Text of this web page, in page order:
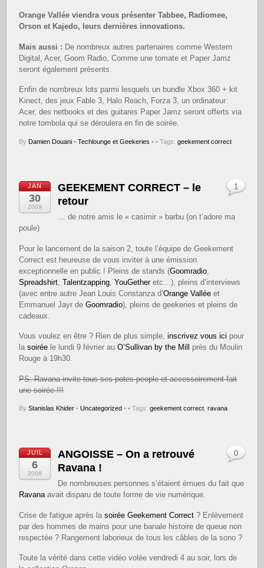
Orange Vallée viendra vous présenter Tabbee, Radiomee,
Orson et Kajedo, leurs dernières innovations.
Mais aussi : De nombreux autres partenaires comme Western
Digital, Acer, Goom Radio, Comme une tomate et Paper Jamz
seront également présents.
Enfin de nombreux lots parmi lesquels un bundle Xbox 360 + kit
Kinect, des jeux Fable 3, Halo Reach, Forza 3, un ordinateur
Acer, des netbooks et des guitares Paper Jamz seront offerts via
notre tombola qui se déroulera en fin de soirée.
By Damien Douani • Techlounge et Geekeries • • Tags:geekement correct
JAN
30
2009
GEEKEMENT CORRECT – le
retour
… de notre amis le « casimir » barbu (on t’adore ma
poule)
Pour le lancement de la saison 2, toute l’équipe de Geekement
Correct est heureuse de vous inviter à une émission
exceptionnelle en public ! Pleins de stands (Goomradio
Spreadshirt ,Talentzapping ,YouGetheretc…), pleins d’interviews
(avec entre autre Jean Louis Constanza d’Orange Vallée et
Emmanuel Jayr deGoomradio), pleins de geekeries et pleins de
cadeaux.
Vous voulez en être ? Rien de plus simple,inscrivez vous ici pour
lasoirée le lundi 9 février auO’Sullivan by the Mill
près du Moulin
Rouge à 19h30.
PS: Ravana invite tous ses potes people et accessoirement fait
une soirée !!!
ByStanislas Khider • Uncategorized •
1
• Tags:geekement correct ,ravana
JUIL
6
2008
ANGOISSE – On a retrouvé
Ravana !
De nombreuses personnes s’étaient émues du fait que
Ravanaavait disparu de toute forme de vie numérique.
Crise de fatigue après lasoirée Geekement Correct ? Enlèvement
par des hommes de mains pour une banale histoire de queue non
respectée ? Rangement laborieux de tous les câbles de la sono ?
Toute la vérité dans cette vidéo volée vendredi 4 au soir, lors de
0